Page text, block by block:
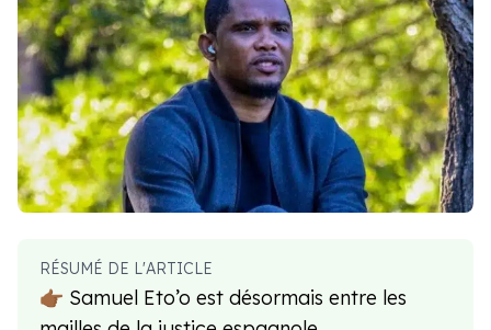
RÉSUMÉ DE L'ARTICLE
👉🏾 Samuel Eto’o est désormais entre les